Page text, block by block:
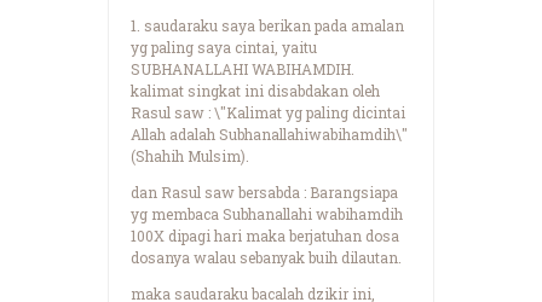
1. saudaraku saya berikan pada amalan
yg paling saya cintai, yaitu
SUBHANALLAHI WABIHAMDIH.
kalimat singkat ini disabdakan oleh
Rasul saw : \"Kalimat yg paling dicintai
Allah adalah Subhanallahiwabihamdih\"
(Shahih Mulsim).
dan Rasul saw bersabda : Barangsiapa
yg membaca Subhanallahi wabihamdih
100X dipagi hari maka berjatuhan dosa
dosanya walau sebanyak buih dilautan.
maka saudaraku bacalah dzikir ini,